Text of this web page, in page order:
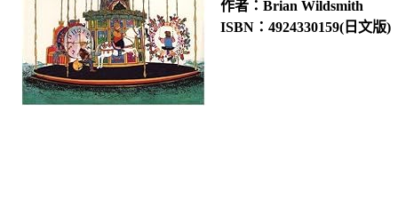
作者：Brian Wildsmith
ISBN：4924330159(日文版)